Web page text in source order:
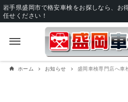
岩手県盛岡市で格安車検をお探しなら、お
任せください！
ホーム お知らせ 盛岡車検専門店へ